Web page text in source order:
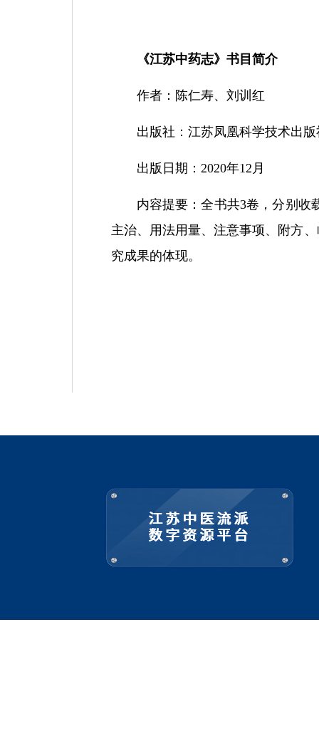
《江苏中药志》书目简介
作者：陈仁寿、刘训红
出版社：江苏凤凰科学技术出版
出版日期： 2020年12 月
内容提要：全书共3卷，分别收
主治、用法用量、注意事项、附方
究成果的体现。